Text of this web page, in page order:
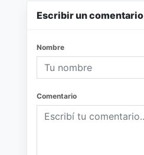
Escribir un comentario
Nombre
Comentario